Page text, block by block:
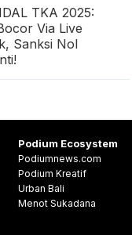
TKA 2025:
Via Live
Sanksi Nol
Podium Ecosystem
Podiumnews.com
Podium Kreatif
Urban Bali
Menot Sukadana